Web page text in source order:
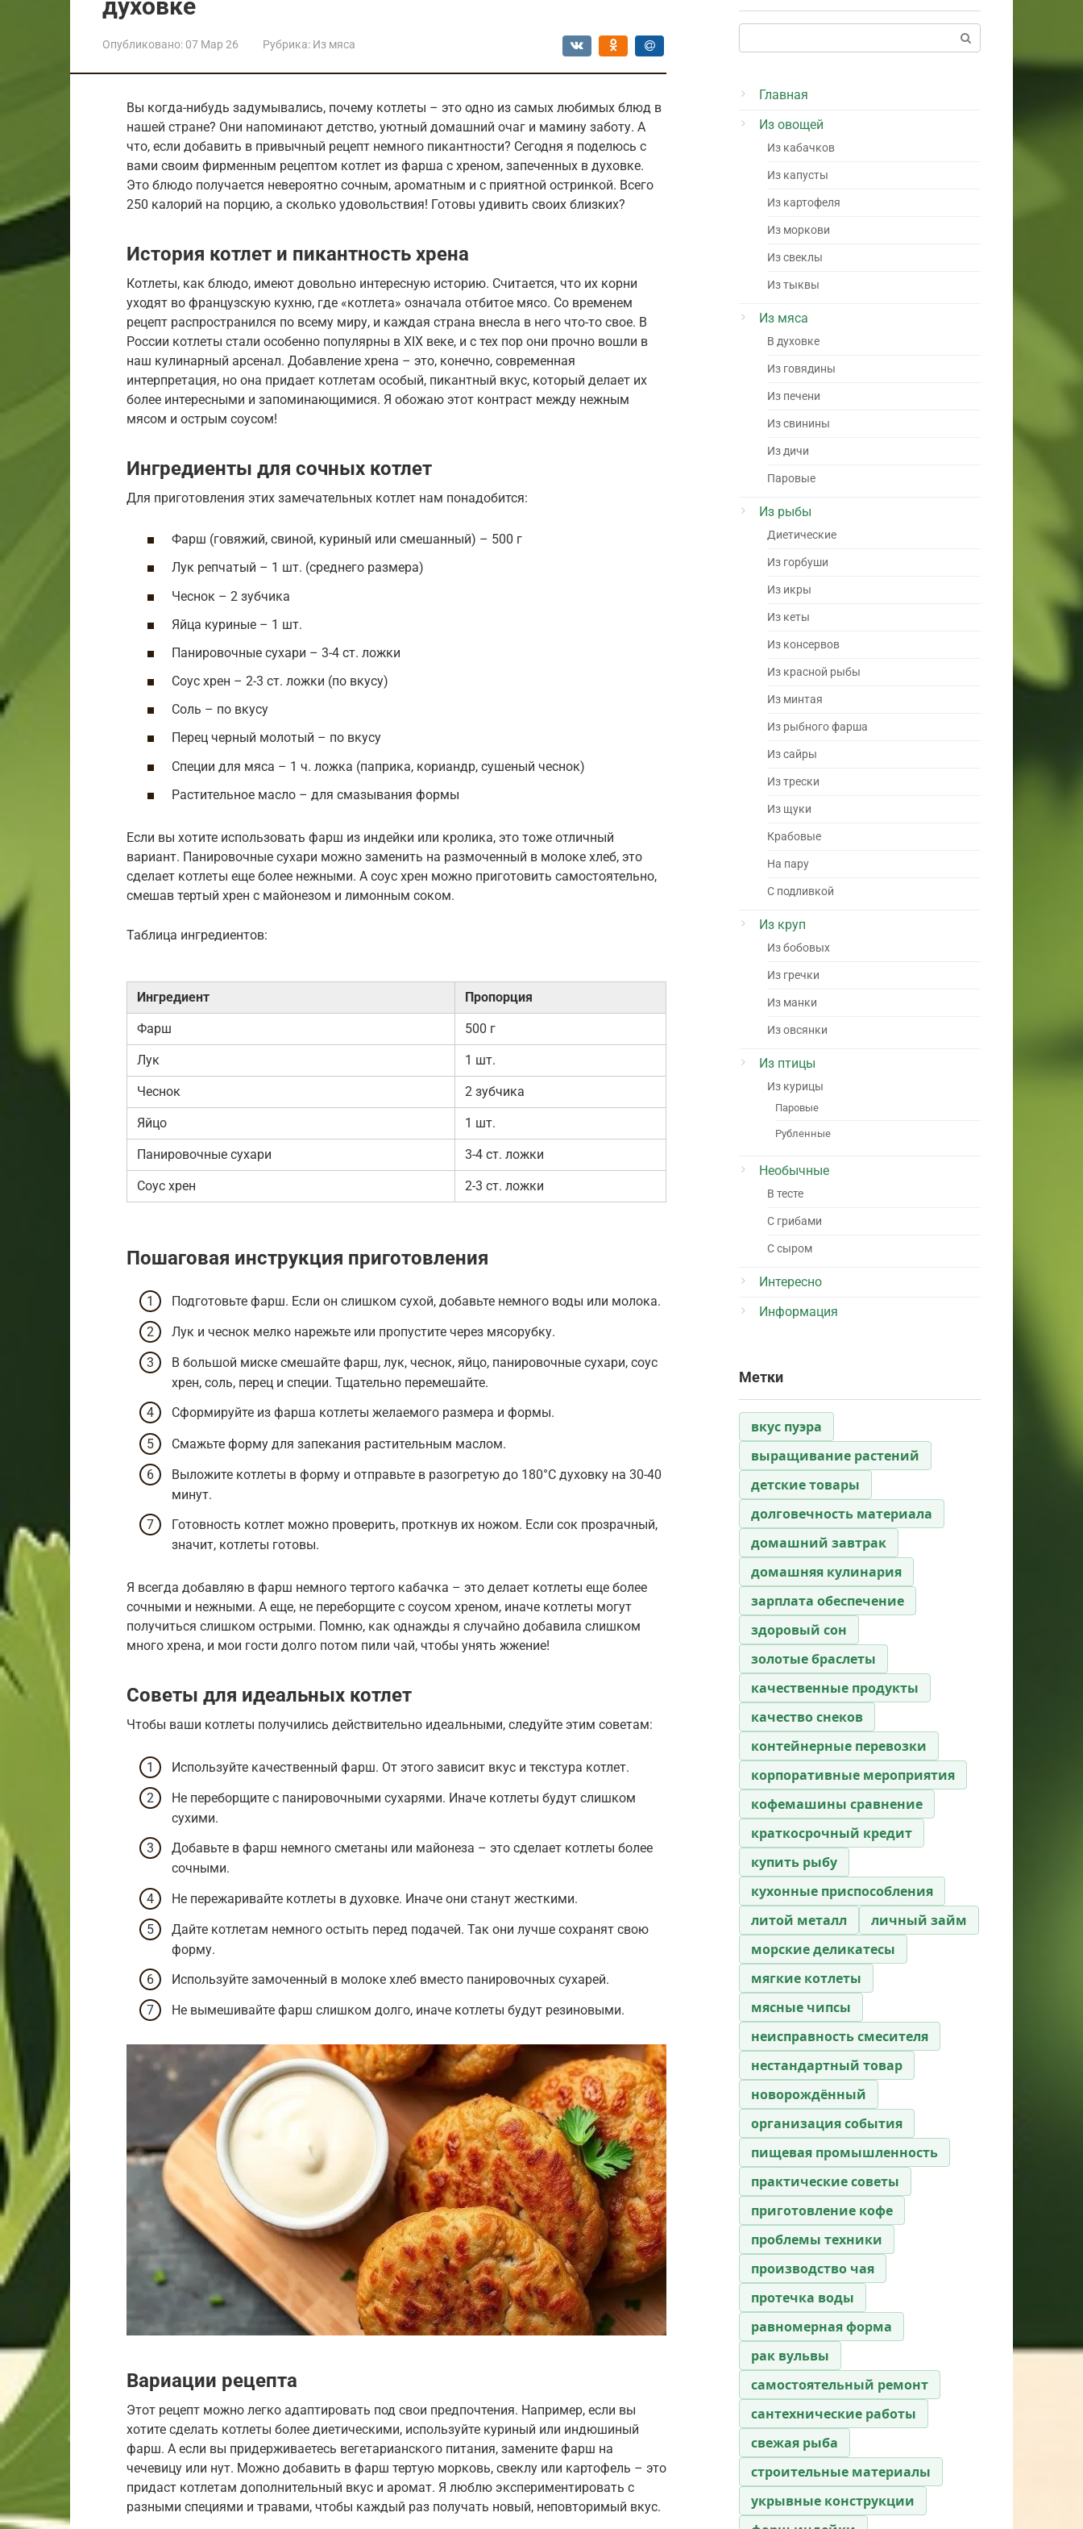
духовке
Опубликовано: 07 Мар 26 Рубрика: Из мяса
Вы когда-нибудь задумывались, почему котлеты – это одно из самых любимых блюд в
нашей стране? Они напоминают детство, уютный домашний очаг и мамину заботу. А
что, если добавить в привычный рецепт немного пикантности? Сегодня я поделюсь с
вами своим фирменным рецептом котлет из фарша с хреном, запеченных в духовке.
Это блюдо получается невероятно сочным, ароматным и с приятной остринкой. Всего
250 калорий на порцию, а сколько удовольствия! Готовы удивить своих близких?
История котлет и пикантность хрена
Котлеты, как блюдо, имеют довольно интересную историю. Считается, что их корни
уходят во французскую кухню, где «котлета» означала отбитое мясо. Со временем
рецепт распространился по всему миру, и каждая страна внесла в него что-то свое. В
России котлеты стали особенно популярны в XIX веке, и с тех пор они прочно вошли в
наш кулинарный арсенал. Добавление хрена – это, конечно, современная
интерпретация, но она придает котлетам особый, пикантный вкус, который делает их
более интересными и запоминающимися. Я обожаю этот контраст между нежным
мясом и острым соусом!
Ингредиенты для сочных котлет
Для приготовления этих замечательных котлет нам понадобится:
Фарш (говяжий, свиной, куриный или смешанный) – 500 г
Лук репчатый – 1 шт. (среднего размера)
Чеснок – 2 зубчика
Яйца куриные – 1 шт.
Панировочные сухари – 3-4 ст. ложки
Соус хрен – 2-3 ст. ложки (по вкусу)
Соль – по вкусу
Перец черный молотый – по вкусу
Специи для мяса – 1 ч. ложка (паприка, кориандр, сушеный чеснок)
Растительное масло – для смазывания формы
Если вы хотите использовать фарш из индейки или кролика, это тоже отличный
вариант. Панировочные сухари можно заменить на размоченный в молоке хлеб, это
сделает котлеты еще более нежными. А соус хрен можно приготовить самостоятельно,
смешав тертый хрен с майонезом и лимонным соком.
Таблица ингредиентов:
Ингредиент Пропорция
Фарш 500 г
Лук 1 шт.
Чеснок 2 зубчика
Яйцо 1 шт.
Панировочные сухари 3-4 ст. ложки
Соус хрен 2-3 ст. ложки
Пошаговая инструкция приготовления
Подготовьте фарш. Если он слишком сухой, добавьте немного воды или молока.
Лук и чеснок мелко нарежьте или пропустите через мясорубку.
В большой миске смешайте фарш, лук, чеснок, яйцо, панировочные сухари, соус
хрен, соль, перец и специи. Тщательно перемешайте.
Сформируйте из фарша котлеты желаемого размера и формы.
Смажьте форму для запекания растительным маслом.
Выложите котлеты в форму и отправьте в разогретую до 180°C духовку на 30-40
минут.
Готовность котлет можно проверить, проткнув их ножом. Если сок прозрачный,
значит, котлеты готовы.
Я всегда добавляю в фарш немного тертого кабачка – это делает котлеты еще более
сочными и нежными. А еще, не переборщите с соусом хреном, иначе котлеты могут
получиться слишком острыми. Помню, как однажды я случайно добавила слишком
много хрена, и мои гости долго потом пили чай, чтобы унять жжение!
Советы для идеальных котлет
Чтобы ваши котлеты получились действительно идеальными, следуйте этим советам:
Используйте качественный фарш. От этого зависит вкус и текстура котлет.
Не переборщите с панировочными сухарями. Иначе котлеты будут слишком
сухими.
Добавьте в фарш немного сметаны или майонеза – это сделает котлеты более
сочными.
Не пережаривайте котлеты в духовке. Иначе они станут жесткими.
Дайте котлетам немного остыть перед подачей. Так они лучше сохранят свою
форму.
Используйте замоченный в молоке хлеб вместо панировочных сухарей.
Не вымешивайте фарш слишком долго, иначе котлеты будут резиновыми.
Вариации рецепта
Этот рецепт можно легко адаптировать под свои предпочтения. Например, если вы
хотите сделать котлеты более диетическими, используйте куриный или индюшиный
фарш. А если вы придерживаетесь вегетарианского питания, замените фарш на
чечевицу или нут. Можно добавить в фарш тертую морковь, свеклу или картофель – это
придаст котлетам дополнительный вкус и аромат. Я люблю экспериментировать с
разными специями и травами, чтобы каждый раз получать новый, неповторимый вкус.
Главная
Из овощей
Из кабачков
Из капусты
Из картофеля
Из моркови
Из свеклы
Из тыквы
Из мяса
В духовке
Из говядины
Из печени
Из свинины
Из дичи
Паровые
Из рыбы
Диетические
Из горбуши
Из икры
Из кеты
Из консервов
Из красной рыбы
Из минтая
Из рыбного фарша
Из сайры
Из трески
Из щуки
Крабовые
На пару
С подливкой
Из круп
Из бобовых
Из гречки
Из манки
Из овсянки
Из птицы
Из курицы
Паровые
Рубленные
Необычные
В тесте
С грибами
С сыром
Интересно
Информация
Метки
вкус пуэра
выращивание растений
детские товары
долговечность материала
домашний завтрак
домашняя кулинария
зарплата обеспечение
здоровый сон
золотые браслеты
качественные продукты
качество снеков
контейнерные перевозки
корпоративные мероприятия
кофемашины сравнение
краткосрочный кредит
купить рыбу
кухонные приспособления
литой металл
личный займ
морские деликатесы
мягкие котлеты
мясные чипсы
неисправность смесителя
нестандартный товар
новорождённый
организация события
пищевая промышленность
практические советы
приготовление кофе
проблемы техники
производство чая
протечка воды
равномерная форма
рак вульвы
самостоятельный ремонт
сантехнические работы
свежая рыба
строительные материалы
укрывные конструкции